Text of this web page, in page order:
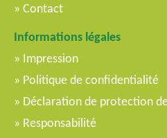
Contact
Informations légales
Impression
Politique de confidentialité
Déclaration de protection
Responsabilité